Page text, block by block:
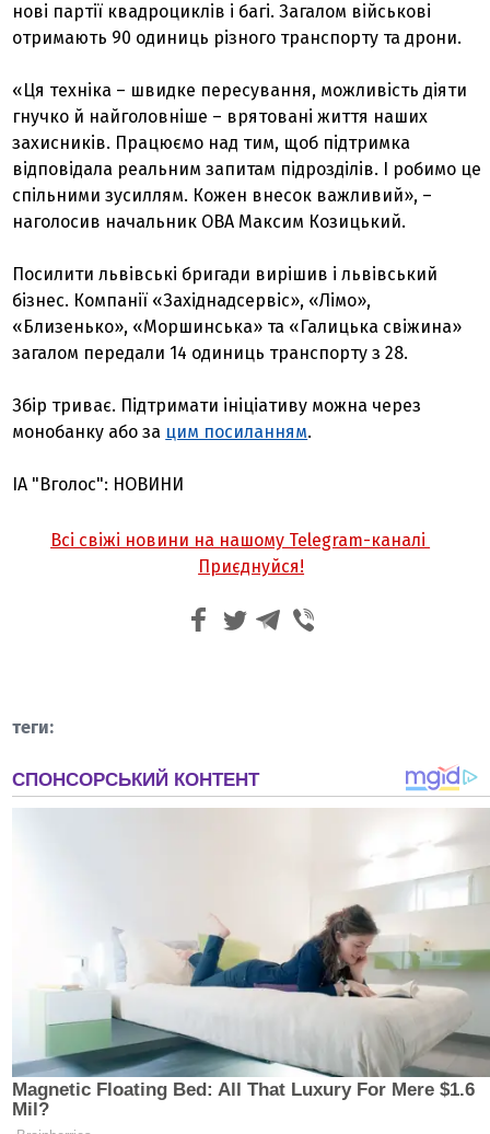
нові партії квадроциклів і багі. Загалом військові
отримають 90 одиниць різного транспорту та дрони.
«Ця техніка – швидке пересування, можливість діяти
гнучко й найголовніше – врятовані життя наших
захисників. Працюємо над тим, щоб підтримка
відповідала реальним запитам підрозділів. І робимо це
спільними зусиллям. Кожен внесок важливий», –
наголосив начальник ОВА Максим Козицький.
Посилити львівські бригади вирішив і львівський
бізнес. Компанії «Західнадсервіс», «Лімо»,
«Близенько», «Моршинська» та «Галицька свіжина»
загалом передали 14 одиниць транспорту з 28.
Збір триває. Підтримати ініціативу можна через
монобанку або за цим посиланням.
ІА "Вголос": НОВИНИ
Всі свіжі новини на нашому Telegram-каналі
Приєднуйся!